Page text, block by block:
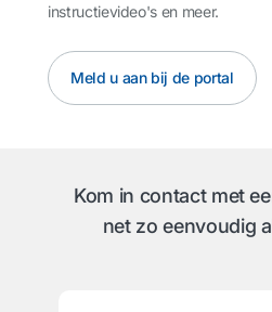
instructievideo's en meer.
Meld u aan bij de portal
Kom in contact met
net zo eenvoudig